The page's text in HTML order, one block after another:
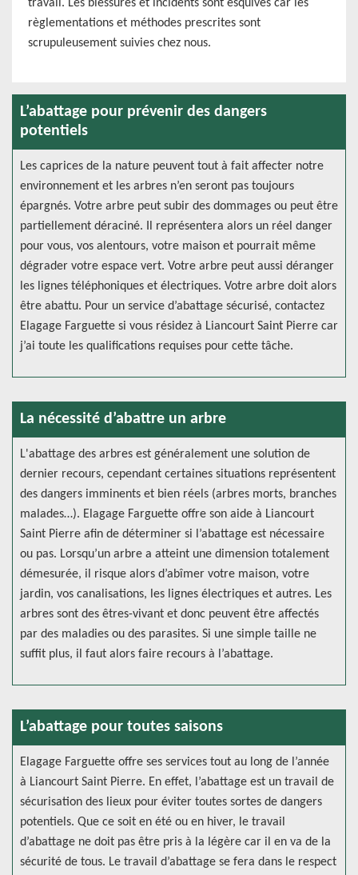
travail. Les blessures et incidents sont esquivés car les
règlementations et méthodes prescrites sont
scrupuleusement suivies chez nous.
L’abattage pour prévenir des dangers
potentiels
Les caprices de la nature peuvent tout à fait affecter notre
environnement et les arbres n’en seront pas toujours
épargnés. Votre arbre peut subir des dommages ou peut être
partiellement déraciné. Il représentera alors un réel danger
pour vous, vos alentours, votre maison et pourrait même
dégrader votre espace vert. Votre arbre peut aussi déranger
les lignes téléphoniques et électriques. Votre arbre doit alors
être abattu. Pour un service d’abattage sécurisé, contactez
Elagage Farguette si vous résidez à Liancourt Saint Pierre car
j’ai toute les qualifications requises pour cette tâche.
La nécessité d’abattre un arbre
L'abattage des arbres est généralement une solution de
dernier recours, cependant certaines situations représentent
des dangers imminents et bien réels (arbres morts, branches
malades…). Elagage Farguette offre son aide à Liancourt
Saint Pierre afin de déterminer si l’abattage est nécessaire
ou pas. Lorsqu’un arbre a atteint une dimension totalement
démesurée, il risque alors d’abîmer votre maison, votre
jardin, vos canalisations, les lignes électriques et autres. Les
arbres sont des êtres-vivant et donc peuvent être affectés
par des maladies ou des parasites. Si une simple taille ne
suffit plus, il faut alors faire recours à l’abattage.
L’abattage pour toutes saisons
Elagage Farguette offre ses services tout au long de l’année
à Liancourt Saint Pierre. En effet, l’abattage est un travail de
sécurisation des lieux pour éviter toutes sortes de dangers
potentiels. Que ce soit en été ou en hiver, le travail
d’abattage ne doit pas être pris à la légère car il en va de la
sécurité de tous. Le travail d’abattage se fera dans le respect